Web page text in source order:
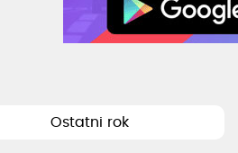
Ostatni rok